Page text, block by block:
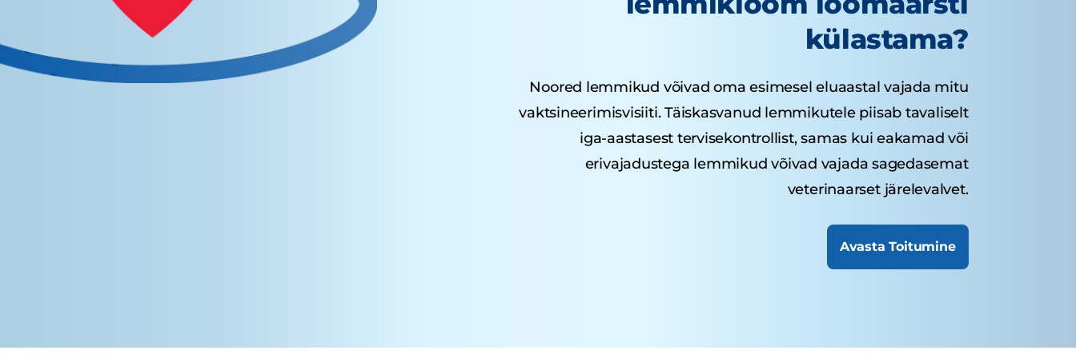
külastama?
Noored lemmikud võivad oma esimesel eluaastal vajada mitu
vaktsineerimisvisiiti. Täiskasvanud lemmikutele piisab tavaliselt
iga-aastasest tervisekontrollist, samas kui eakamad või
erivajadustega lemmikud võivad vajada sagedasemat
veterinaarset järelevalvet.
Avasta Toitumine